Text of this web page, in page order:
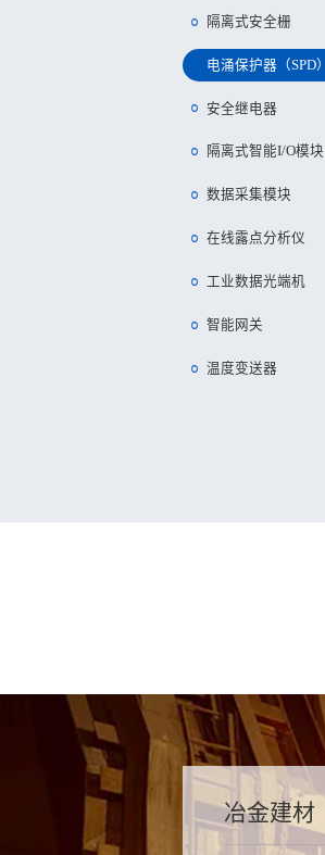
隔离式安全栅
电涌保护器（SPD）
安全继电器
隔离式智能I/O模块
数据采集模块
在线露点分析仪
工业数据光端机
智能网关
温度变送器
航天航空
石油化工
冶金建材
船舶制造
能源环保
生物制药